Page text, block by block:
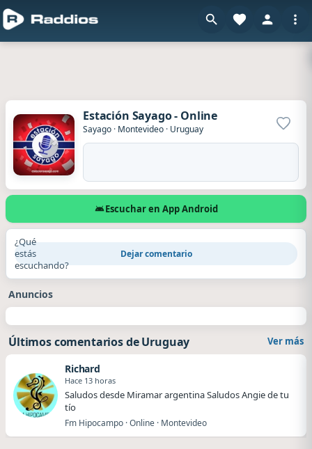
Estación Sayago - Online
Sayago · Montevideo · Uruguay
Escuchar en App Android
¿Qué
estás
escuchando?
Dejar comentario
Anuncios
Últimos comentarios de Uruguay Ver más
Richard
Hace 13 horas
Saludos desde Miramar argentina Saludos Angie de tu
tío
Fm Hipocampo · Online · Montevideo